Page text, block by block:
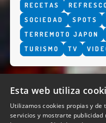
RECETAS
SOCIEDAD
SPOTS
TERREMOTO JAPON
TURISMO
TV
Esta web utiliza
Utilizamos cookies propias y
servicios y mostrarte